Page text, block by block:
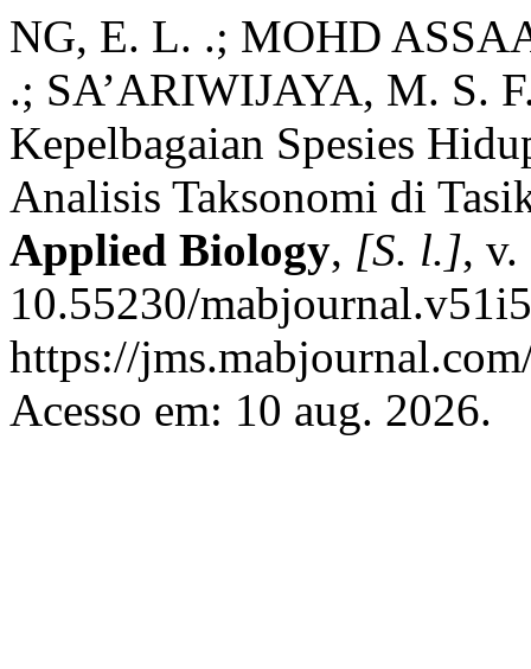
NG, E. L. .; MOHD
.; SA’ARIWIJAYA, M. S.
Kepelbagaian Spesies
Analisis Taksonomi di
Applied Biology, [S. l.],
10.55230/
https://
Acesso em: 10 aug. 2026.